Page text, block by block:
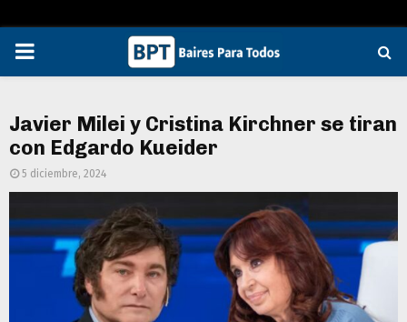
PRIMARY
Javier Milei y Cristina Kirchner se tiran
con Edgardo Kueider
5 diciembre, 2024